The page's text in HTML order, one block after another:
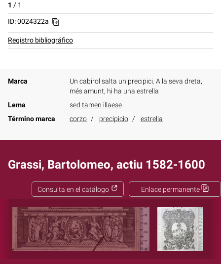
1 / 1
ID: 0024322a
Registro bibliográfico
Marca
Un cabirol salta un precipici. A la seva dreta,
més amunt, hi ha una estrella
Lema
sed tamen illaese
Término marca
corzo precipicio estrella
Grassi, Bartolomeo, actiu 1582-1600
Enlace permanente
Consulta en el catálogo